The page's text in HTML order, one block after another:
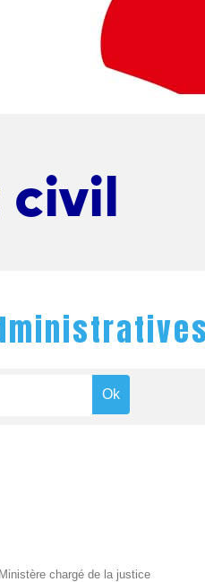
civil
chargé de la justice